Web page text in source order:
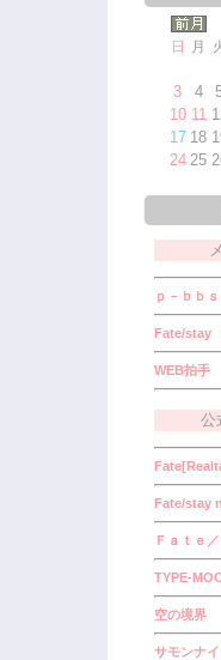
日 月
3
4
10 11
17 18
24 25
ｐ－ｂｂｓ
Fate/stay
WEB拍手
公
Fate/stay
Ｆａｔｅ
TYPE-
空の境界
サモンナイ